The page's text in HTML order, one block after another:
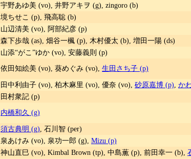
宇野あゆ美 (vo), 井野アキヲ (g), zingoro (b)
境ちせこ (p), 飛高聡 (b)
山辺清美 (vo), 阿部紀彦 (p)
森下歩哉 (as), 畑谷一楓 (p), 木村優太 (b), 増田一陽 (ds)
山添“がこ”ゆか (vo), 安藤義則 (p)
依田知絵美 (vo), 葵めぐみ (vo), 生田さち子 (p)
田中利由子 (vo), 柏木麻里 (vo), 優奈 (vo), 砂原嘉博 (p) か
田村衆記 (p)
内橋和久 (g)
須古典明 (g) , 石川智 (per)
泉あけみ (vo), 泉功一郎 (g), Mizu (p)
神山直巳 (vo), Kimbal Brown (tp), 中島薫 (p), 前田幸一 (b),